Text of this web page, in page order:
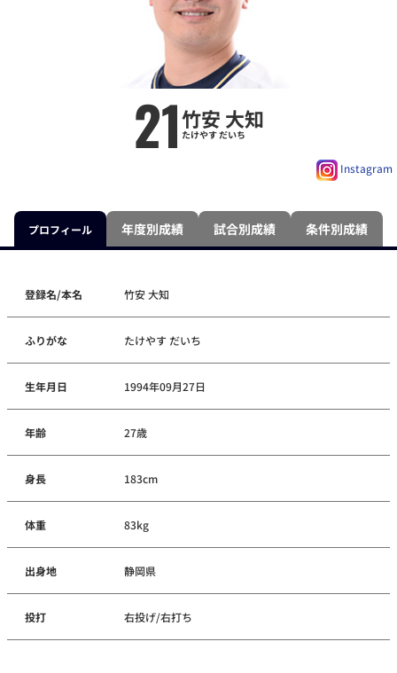
21竹安 大知
たけやす だいち
Instagram
プロフィール 年度別成績 試合別成績 条件別成績
登録名/本名 竹安 大知
ふりがな たけやす だいち
生年月日 1994年09月27日
年齢 27歳
身長 183cm
体重 83kg
出身地 静岡県
投打 右投げ/右打ち